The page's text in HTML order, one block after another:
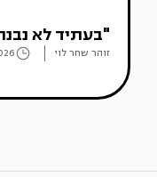
"בעתיד לא
זוהר שחר לוי